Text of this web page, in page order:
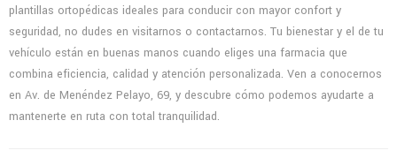
plantillas ortopédicas ideales para conducir con mayor confort y
seguridad, no dudes en visitarnos o contactarnos. Tu bienestar y el de tu
vehículo están en buenas manos cuando eliges una farmacia que
combina eficiencia, calidad y atención personalizada. Ven a conocernos
en Av. de Menéndez Pelayo, 69, y descubre cómo podemos ayudarte a
mantenerte en ruta con total tranquilidad.